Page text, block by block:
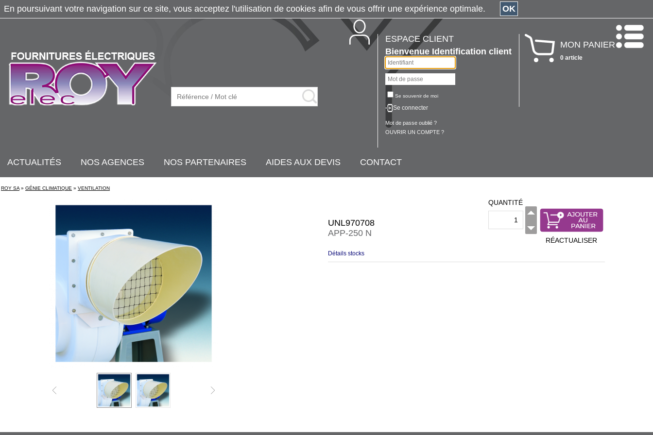
ESPACE CLIENT
Bienvenue Identification client
Se souvenir de moi
Se connecter
Mot de passe oublié ?
OUVRIR UN COMPTE ?
MON PANIER
0 article
ACTUALITÉS NOS AGENCES NOS PARTENAIRES AIDES AUX DEVIS CONTACT
ROY SA » GÉNIE CLIMATIQUE » VENTILATION
UNL970708
APP-250 N
QUANTITÉ
RÉACTUALISER
Détails stocks
En poursuivant votre navigation sur ce site, vous acceptez l'utilisation de cookies afin de vous offrir une expérience optimale. OK